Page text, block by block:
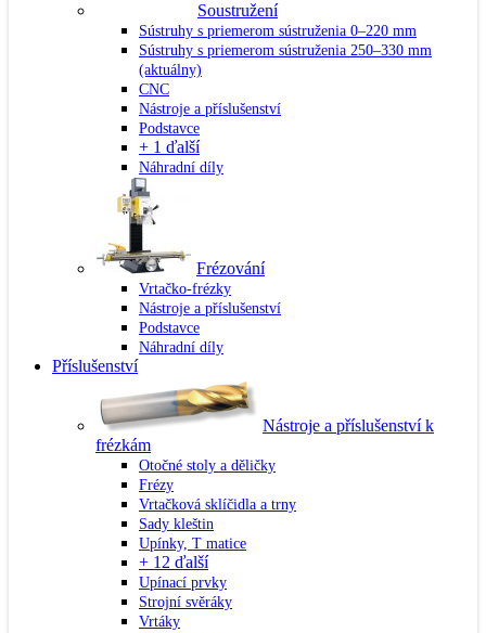
Soustružení
Sústruhy s priemerom sústruženia 0–220 mm
Sústruhy s priemerom sústruženia 250–330 mm
(aktuálny)
CNC
Nástroje a příslušenství
Podstavce
+ 1 ďalší
Náhradní díly
Frézování
Vrtačko-frézky
Nástroje a příslušenství
Podstavce
Náhradní díly
Příslušenství
Nástroje a příslušenství k
frézkám
Otočné stoly a děličky
Frézy
Vrtačková sklíčidla a trny
Sady kleštin
Upínky, T matice
+ 12 ďalší
Upínací prvky
Strojní svěráky
Vrtáky